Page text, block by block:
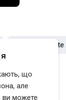
housing estate
що
але
ви можете